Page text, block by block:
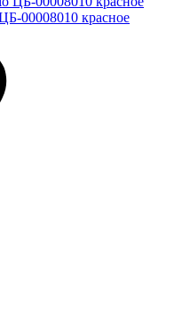
00008010 красное